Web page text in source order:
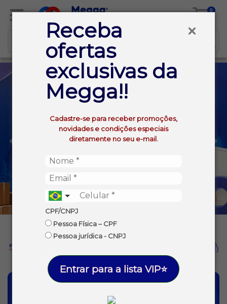
Receba
ofertas
exclusivas da
Megga!!
Cadastre-se para receber promoções,
novidades e condições especiais
diretamente no seu e-mail.
CPF/CNPJ
Pessoa Física – CPF
Pessoa jurídica - CNPJ
Entrar para a lista VIP⭐
0